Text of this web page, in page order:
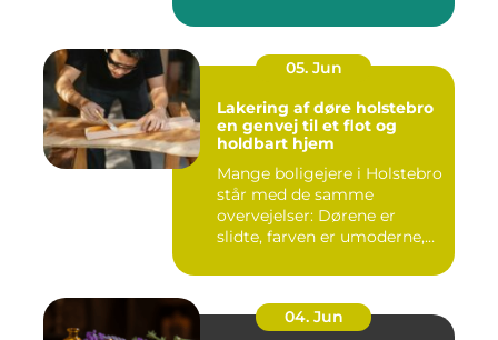
05. Jun
Lakering af døre holstebro
en genvej til et flot og
holdbart hjem
Mange boligejere i Holstebro
står med de samme
overvejelser: Dørene er
slidte, farven er umoderne,
04. Jun